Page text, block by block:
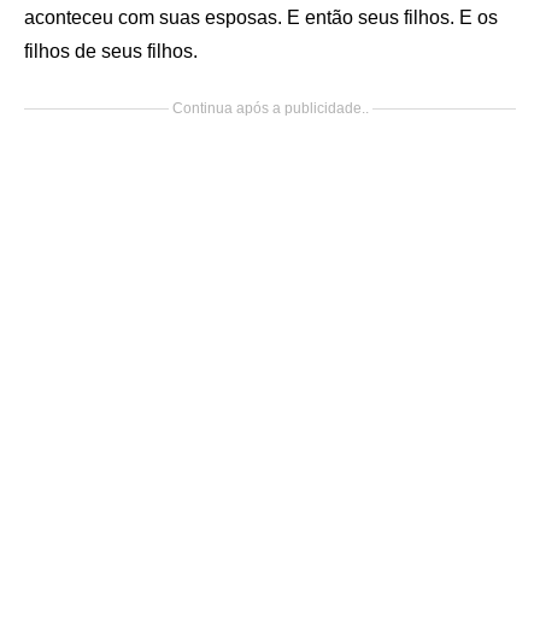
aconteceu com suas esposas. E então seus filhos. E os
filhos de seus filhos.
Continua após a publicidade..